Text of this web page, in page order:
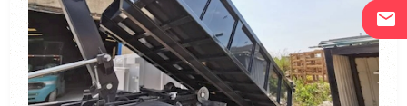
mail